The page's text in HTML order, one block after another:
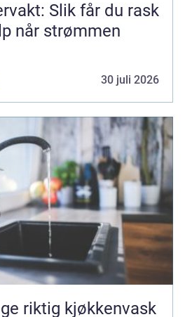
Slik får du rask
når strømmen
30 juli 2026
riktig kjøkkenvask